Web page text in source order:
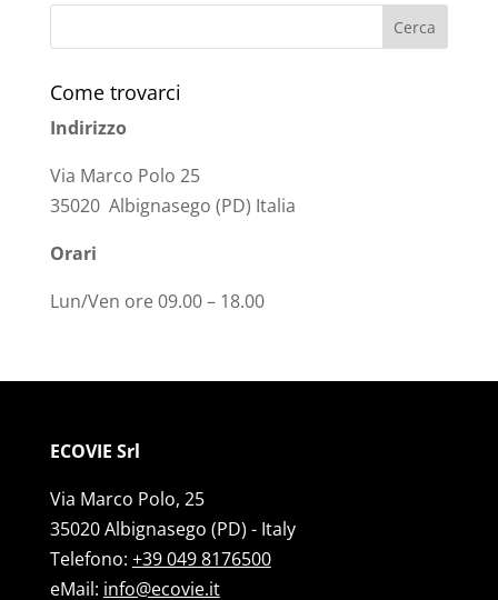
Come trovarci
Indirizzo
Via Marco Polo 25
35020 Albignasego (PD) Italia
Orari
Lun/Ven ore 09.00 – 18.00
ECOVIE Srl
Via Marco Polo, 25
35020 Albignasego (PD) - Italy
Telefono: +39 049 8176500
eMail: info@ecovie.it